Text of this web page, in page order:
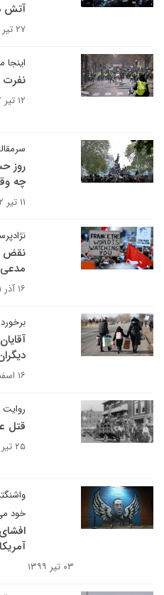
آتش
۲۷ تیر ۱۴۰۲
اینجا
نفرت
۱۲ تیر ۱۴۰۲
روز
چه
۱۱ تیر ۱۴۰۲
نقض
۱۶ آذر ۱۴۰۱
۱۶ اسفند ۱۴۰۰
قتل
۲۵ تیر ۱۳۹۹
خود
آمریکا
۰۳ تیر ۱۳۹۹